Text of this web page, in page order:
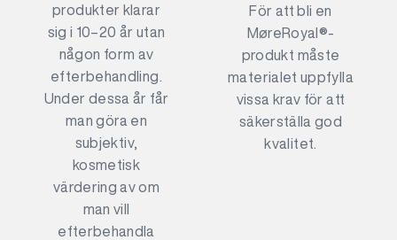
produkter klarar
sig i 10–20 år utan
någon form av
efterbehandling.
Under dessa år får
man göra en
subjektiv,
kosmetisk
värdering av om
man vill
efterbehandla
För att bli en
MøreRoyal®-
produkt måste
materialet uppfylla
vissa krav för att
säkerställa god
kvalitet.